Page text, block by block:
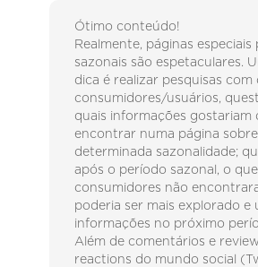
Ótimo conteúdo!
Realmente, páginas especiais
sazonais são espetaculares.
dica é realizar pesquisas com
consumidores/usuários,
quais informações gostariam
encontrar numa página sobre
determinada sazonalidade;
após o período sazonal, o
consumidores não
poderia ser mais explorado e
informações no próximo
Além de comentários e
reactions do mundo social